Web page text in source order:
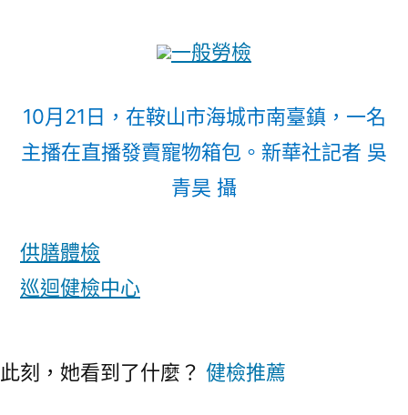
一般勞檢
10月21日，在鞍山市海城市南臺鎮，一名
主播在直播發賣寵物箱包。新華社記者 吳
青昊 攝
供膳體檢
巡迴健檢中心
此刻，她看到了什麼？ 健檢推薦